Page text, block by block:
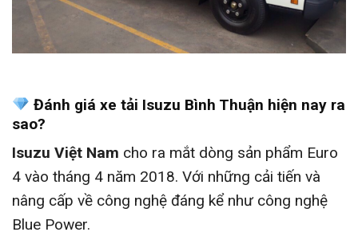
Đánh giá xe tải Isuzu Bình Thuận hiện nay ra
sao?
Isuzu Việt Nam cho ra mắt dòng sản phẩm Euro
4 vào tháng 4 năm 2018. Với những cải tiến và
nâng cấp về công nghệ đáng kể như công nghệ
Blue Power.